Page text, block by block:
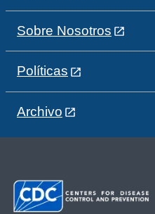
Sobre Nosotros
Políticas
Archivo